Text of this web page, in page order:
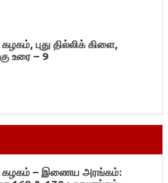
புது தில்லிக் கிளை,
உரை – 9
கழகம் – இணைய அரங்கம்: